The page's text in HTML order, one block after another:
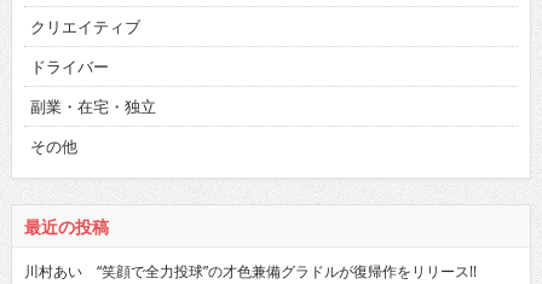
クリエイティブ
ドライバー
副業・在宅・独立
その他
最近の投稿
川村あい “笑顔で全力投球”の才色兼備グラドルが復帰作をリリース!!